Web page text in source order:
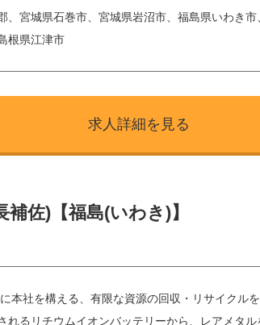
、宮城県石巻市、宮城県岩沼市、福島県いわき
根県江津市
求人詳細を見る
佐)【福島(いわき)】
本社を構える、有限な資源の回収・リサイク
れるリチウムイオンバッテリーから、レアメタ